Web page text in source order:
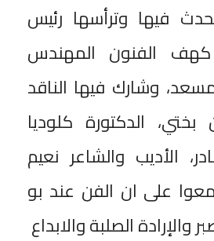
فيها وترأسها رئيس
الفنون المهندس
وشارك فيها الناقد
بختي، الدكتورة كلوديا
الأديب والشاعر نعيم
على ان الفن عند بو
والإرادة الصلبة والابداع